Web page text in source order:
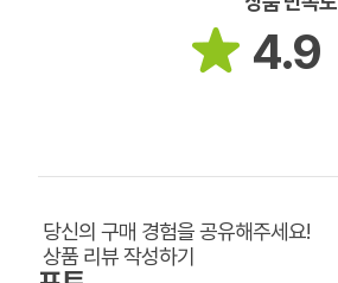
4.9
당신의 구매 경험을 공유해주세요!
상품 리뷰 작성하기